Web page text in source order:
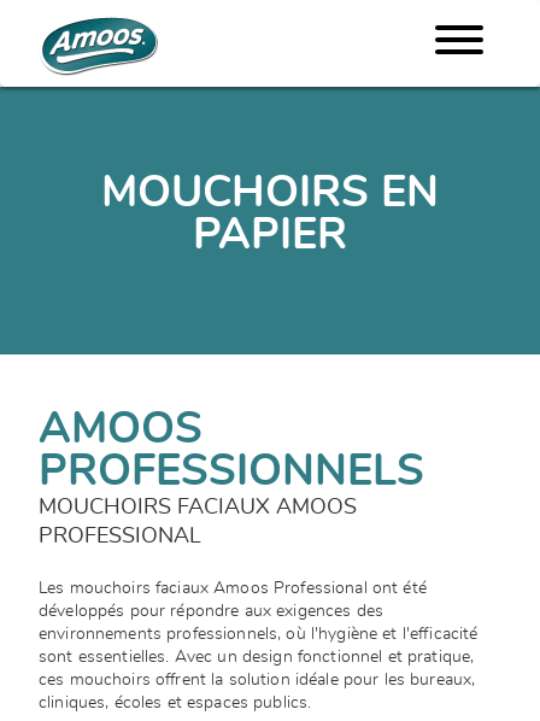
MOUCHOIRS EN
PAPIER
AMOOS
PROFESSIONNELS
MOUCHOIRS FACIAUX AMOOS
PROFESSIONAL
Les mouchoirs faciaux Amoos Professional ont été
développés pour répondre aux exigences des
environnements professionnels, où l'hygiène et l'efficacité
sont essentielles. Avec un design fonctionnel et pratique,
ces mouchoirs offrent la solution idéale pour les bureaux,
cliniques, écoles et espaces publics.